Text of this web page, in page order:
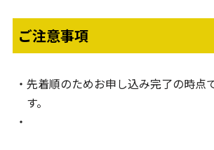
ご注意事項
先着順のためお申し込み完了の時点
す。